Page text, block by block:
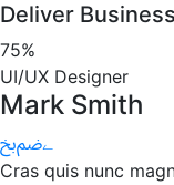
Deliver Business
75%
UI/UX Designer
Mark Smith
Cras quis nunc